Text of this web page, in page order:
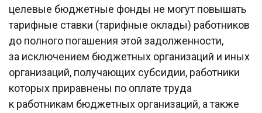
целевые бюджетные фонды не могут повышать
тарифные ставки (тарифные оклады) работников
до полного погашения этой задолженности,
за исключением бюджетных организаций и иных
организаций, получающих субсидии, работники
которых приравнены по оплате труда
к работникам бюджетных организаций, а также